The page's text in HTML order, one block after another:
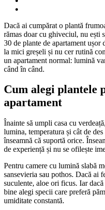
Dacă ai cumpărat o plantă
rămas doar cu ghiveciul, nu ești
30 de plante de apartament ușor
la mici greșeli și nu cer rutină
un apartament normal: lumină
când în când.
Cum alegi plantele
apartament
Înainte să umpli casa cu
lumina, temperatura și cât de
înseamnă că suportă orice.
de experiență și nu se ofilește
Pentru camere cu lumină slabă
sansevieria sau pothos. Dacă ai
suculente, aloe ori ficus. Iar
bine alegi specii care preferă
umiditate constantă.